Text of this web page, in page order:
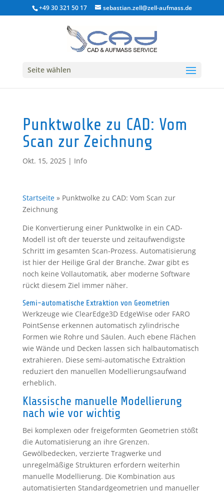
+49 30 321 50 17 sebastian.zell@zell-aufmass.de
Seite wählen
Punktwolke zu CAD: Vom
Scan zur Zeichnung
Okt. 15, 2025| Info
Startseite» Punktwolke zu CAD: Vom Scan zur
Zeichnung
Die Konvertierung einer Punktwolke in ein CAD-
Modell ist oft der teuerste und zeitaufwendigste
Schritt im gesamten Scan-Prozess. Automatisierung
ist hier der Heilige Gral der Branche. Zwar gibt es
noch keine Vollautomatik, aber moderne Software
rückt diesem Ziel immer näher.
Semi-automatische Extraktion von Geometrien
Werkzeuge wie ClearEdge3D EdgeWise oder FARO
PointSense erkennen automatisch zylindrische
Formen wie Rohre und Säulen. Auch ebene Flächen
wie Wände und Decken lassen sich halbautomatisch
extrahieren. Diese semi-automatische Extraktion
reduziert den manuellen Modellierungsaufwand
erheblich.
Klassische manuelle Modellierung
nach wie vor wichtig
Bei komplexen oder freigeformten Geometrien stößt
die Automatisierung an ihre Grenzen.
Gewölbedecken, verzierte Tragwerke und
unregelmäßige Strukturen erfordern weiterhin
manuelle Modellierung. Die Kombination aus
automatisierten Standardgeometrien und manueller